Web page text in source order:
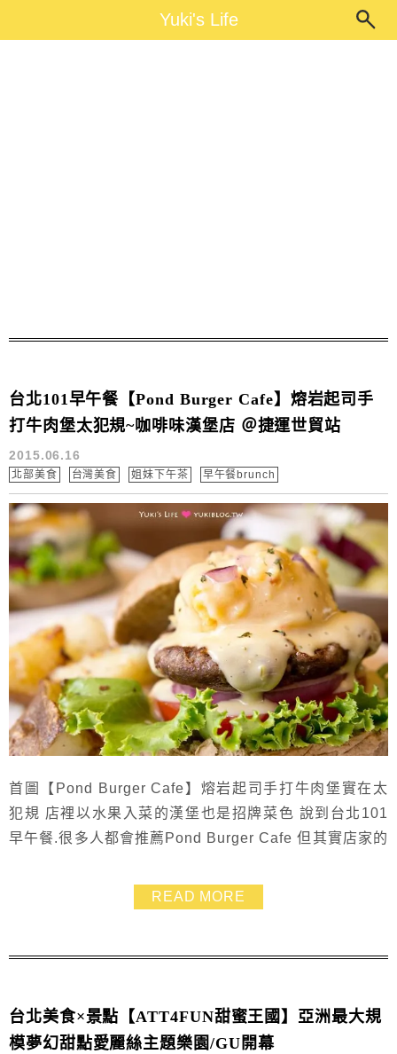
Yuki's LifeYuki's Life
台北101早午餐【Pond Burger Cafe】熔岩起司手
打牛肉堡太犯規~咖啡味漢堡店 ＠捷運世貿站
2015.06.16
北部美食 台灣美食 姐妹下午茶 早午餐brunch
首圖【Pond Burger Cafe】熔岩起司手打牛肉堡實在太
犯規 店裡以水果入菜的漢堡也是招牌菜色 說到台北101
早午餐.很多人都會推薦Pond Burger Cafe 但其實店家的
麵包是蜂蜜黑麥麵包來著~很特別
READ MORE
台北美食×景點【ATT4FUN甜蜜王國】亞洲最大規
模夢幻甜點愛麗絲主題樂園/GU開幕